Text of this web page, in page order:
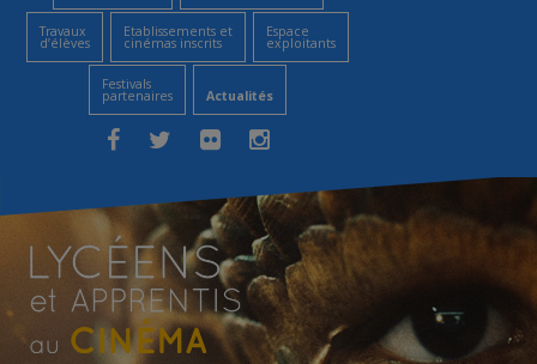
Travaux
d’élèves
Etablissements et
cinémas inscrits
Espace
exploitants
Festivals
partenaires Actualités